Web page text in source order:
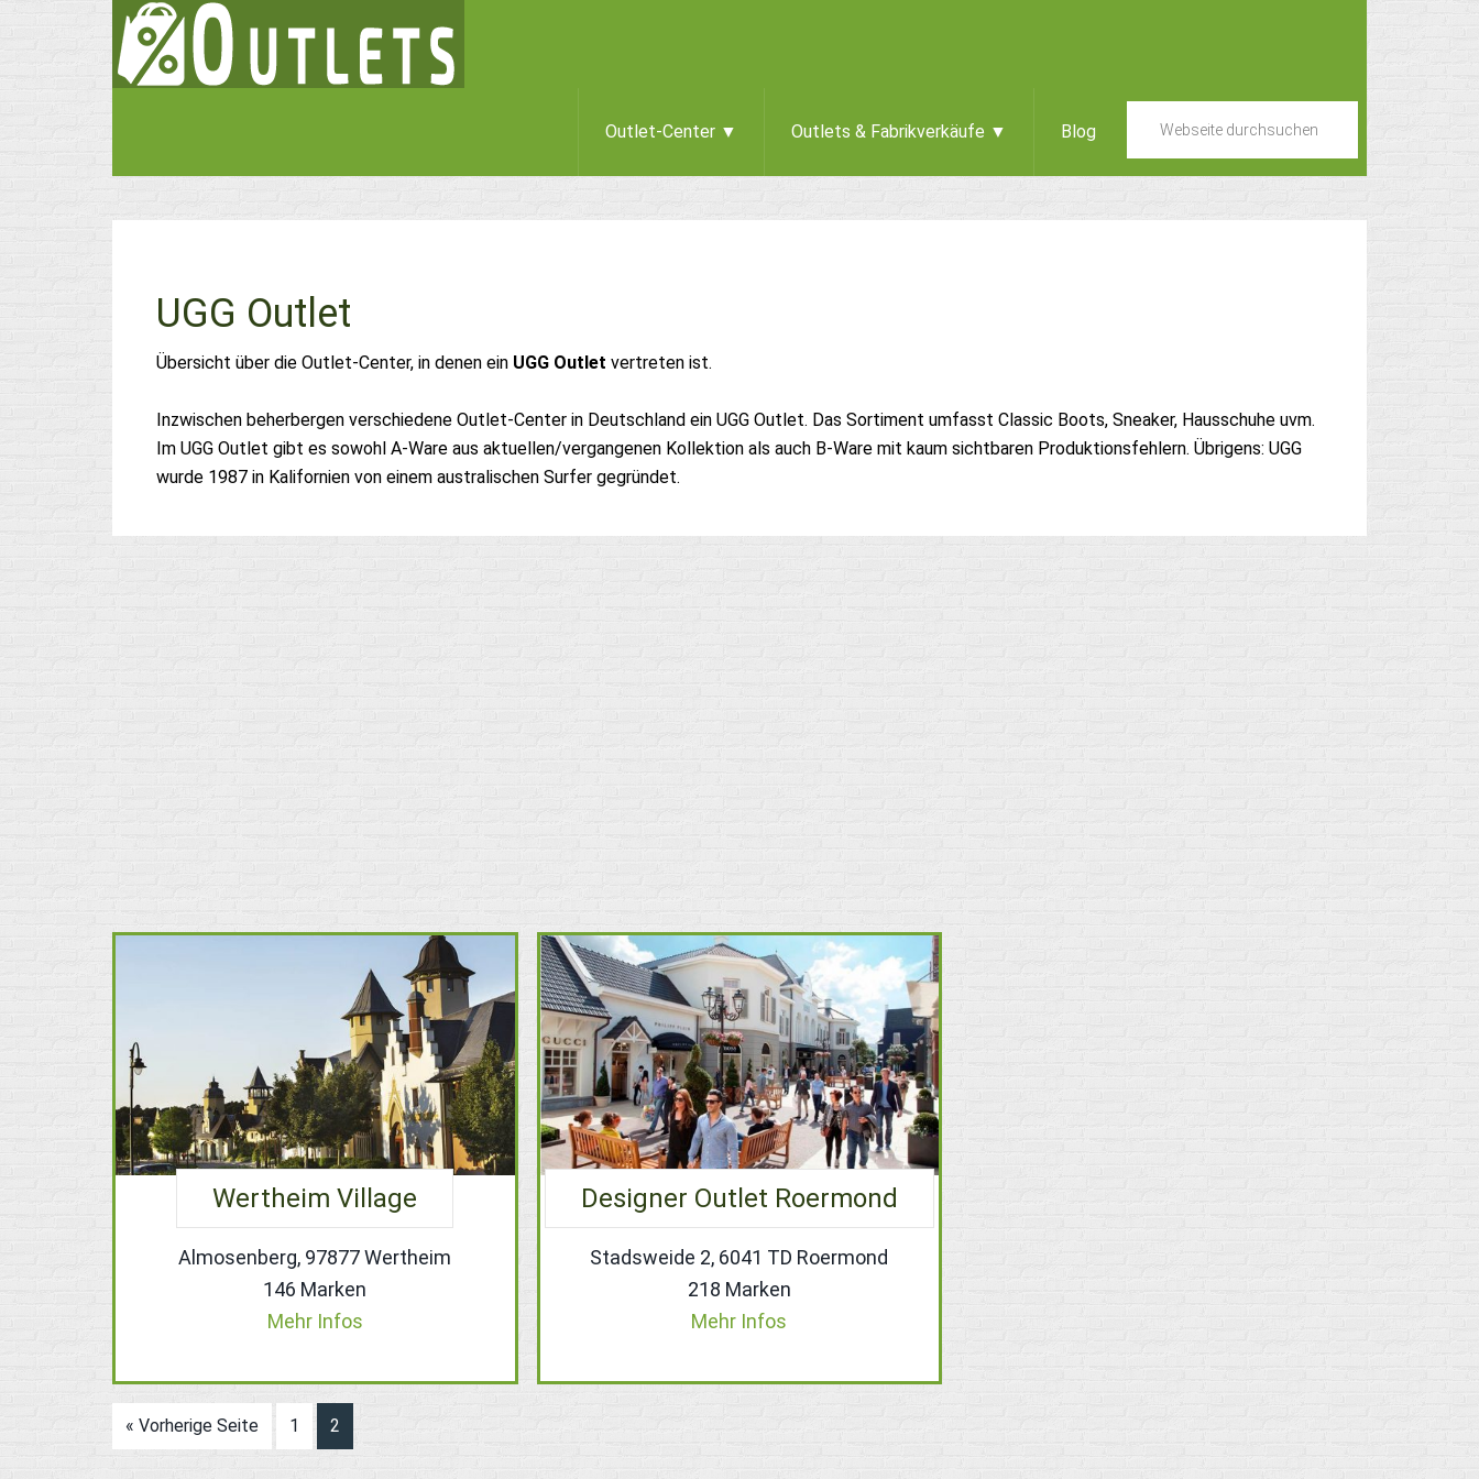
Outlet-Center ▼ Outlets & Fabrikverkäufe ▼ Blog
UGG Outlet
Übersicht über die Outlet-Center, in denen ein UGG Outlet vertreten ist.
Inzwischen beherbergen verschiedene Outlet-Center in Deutschland ein UGG Outlet. Das Sortiment umfasst Classic Boots, Sneaker, Hausschuhe uvm.
Im UGG Outlet gibt es sowohl A-Ware aus aktuellen/vergangenen Kollektion als auch B-Ware mit kaum sichtbaren Produktionsfehlern. Übrigens: UGG
wurde 1987 in Kalifornien von einem australischen Surfer gegründet.
Wertheim Village
Almosenberg, 97877 Wertheim
146 Marken
Mehr Infos
Designer Outlet Roermond
Stadsweide 2, 6041 TD Roermond
218 Marken
Mehr Infos
« Vorherige Seite 1 2